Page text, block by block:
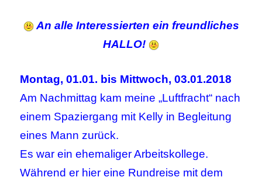
An alle Interessierten ein freundliches
HALLO!
Montag, 01.01. bis Mittwoch, 03.01.2018
Am Nachmittag kam meine „Luftfracht“ nach
einem Spaziergang mit Kelly in Begleitung
eines Mann zurück.
Es war ein ehemaliger Arbeitskollege.
Während er hier eine Rundreise mit dem